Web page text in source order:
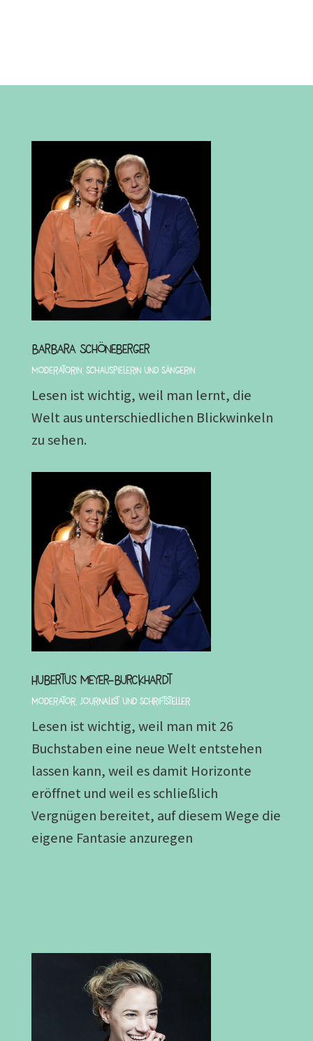
Barbara Schöneberger
Moderatorin, Schauspielerin und Sängerin
Lesen ist wichtig, weil man lernt, die
Welt aus unterschiedlichen Blickwinkeln
zu sehen.
Hubertus Meyer-Burckhardt
Moderator, Journalist und Schriftsteller
Lesen ist wichtig, weil man mit 26
Buchstaben eine neue Welt entstehen
lassen kann, weil es damit Horizonte
eröffnet und weil es schließlich
Vergnügen bereitet, auf diesem Wege die
eigene Fantasie anzuregen